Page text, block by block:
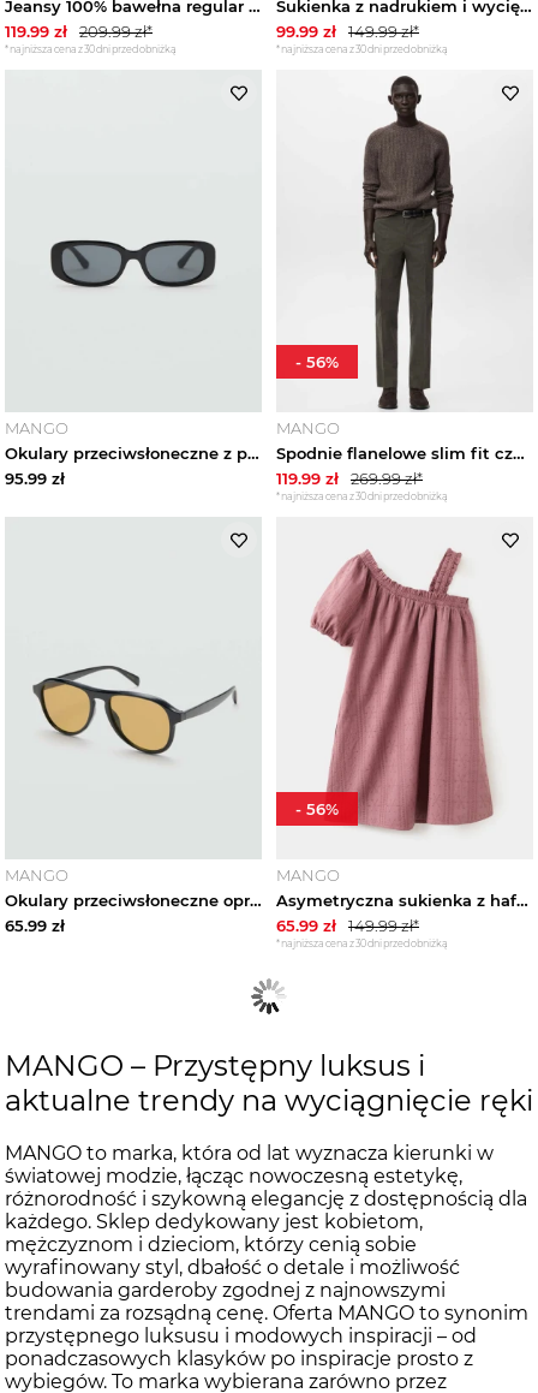
Jeansy 100% bawełna regular fit cropped black denim - Mężczyzna - MANGO MAN
119.99 zł 209.99zł*
*najniższa cena z 30 dni przed obniżką
Sukienka z nadrukiem i wycięciami z lureksu jasny / pastelowa purpura - Teen - MANGO TEEN pomarańczowy
99.99 zł 149.99zł*
*najniższa cena z 30 dni przed obniżką
MANGO
Okulary przeciwsłoneczne z prostokątną oprawką czarny - Kobieta - Rozmiar uniwersalny - MANGO
95.99 zł
MANGO
Spodnie flanelowe slim fit czekoladowy - Mężczyzna - MANGO MAN
119.99 zł 269.99zł*
*najniższa cena z 30 dni przed obniżką
- 56%
MANGO
Okulary przeciwsłoneczne oprawa z tworzywa czarny - Teen - Rozmiar uniwersalny - MANGO TEEN
65.99 zł
MANGO
Asymetryczna sukienka z haftami różowy - Dzieci - MANGO KIDS
65.99 zł 149.99zł*
*najniższa cena z 30 dni przed obniżką
- 56%
MANGO – Przystępny luksus i
aktualne trendy na wyciągnięcie ręki
MANGO to marka, która od lat wyznacza kierunki w
światowej modzie, łącząc nowoczesną estetykę,
różnorodność i szykowną elegancję z dostępnością dla
każdego. Sklep dedykowany jest kobietom,
mężczyznom i dzieciom, którzy cenią sobie
wyrafinowany styl, dbałość o detale i możliwość
budowania garderoby zgodnej z najnowszymi
trendami za rozsądną cenę. Oferta MANGO to synonim
przystępnego luksusu i modowych inspiracji – od
ponadczasowych klasyków po inspiracje prosto z
wybiegów. To marka wybierana zarówno przez